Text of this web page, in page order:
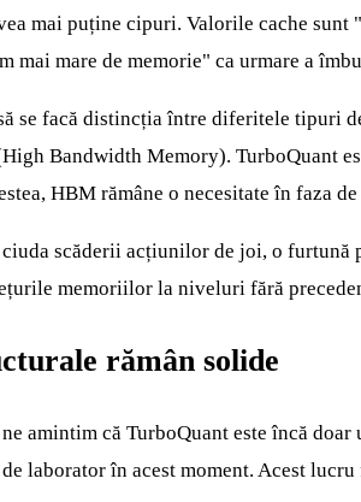
mai puține cipuri. Valorile cache
mai mare de memorie" ca urmare a
se facă distincția între diferitele tipuri
Bandwidth Memory). TurboQuant
HBM rămâne o necesitate în faza
scăderii acțiunilor de joi, o furtună
memoriilor la niveluri fără
rămân solide
ne amintim că TurboQuant este încă
laborator în acest moment. Acest